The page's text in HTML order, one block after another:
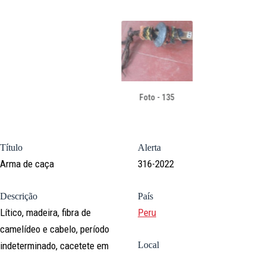
Foto - 135
Título
Arma de caça
Descrição
Lítico, madeira, fibra de
camelídeo e cabelo, período
indeterminado, cacetete em
Alerta
316-2022
País
Peru
Local